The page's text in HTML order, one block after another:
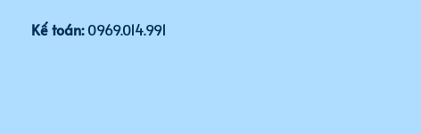
Kế toán:0969.014.991